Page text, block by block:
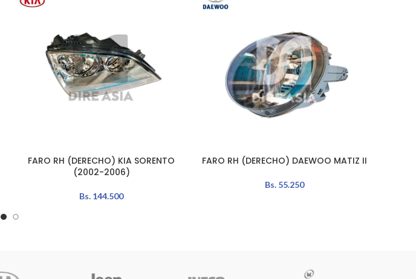
AÑADIR AL CARRITO
FARO RH (DERECHO) KIA SORENTO
(2002-2006)
Bs. 144.500
AÑADIR AL CARRITO
FARO RH (DERECHO) DAEWOO MATIZ II
Bs. 55.250